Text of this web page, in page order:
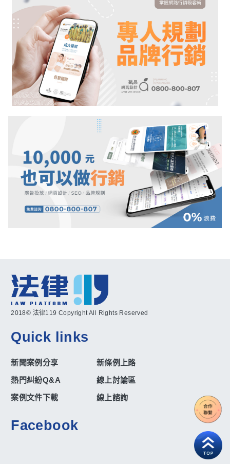
2018© 法律119 Copyright All Rights Reserved
Quick links
新聞案例分享
新條例上路
熱門糾紛Q&A
線上討論區
案例文件下載
線上諮詢
Facebook